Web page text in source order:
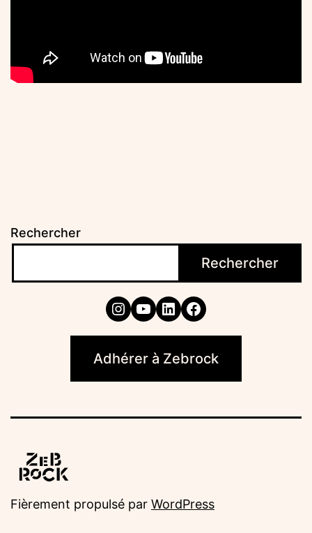
Rechercher
Rechercher
Instagram
YouTube
LinkedIn
Facebook
Adhérer à Zebrock
Fièrement propulsé par WordPress